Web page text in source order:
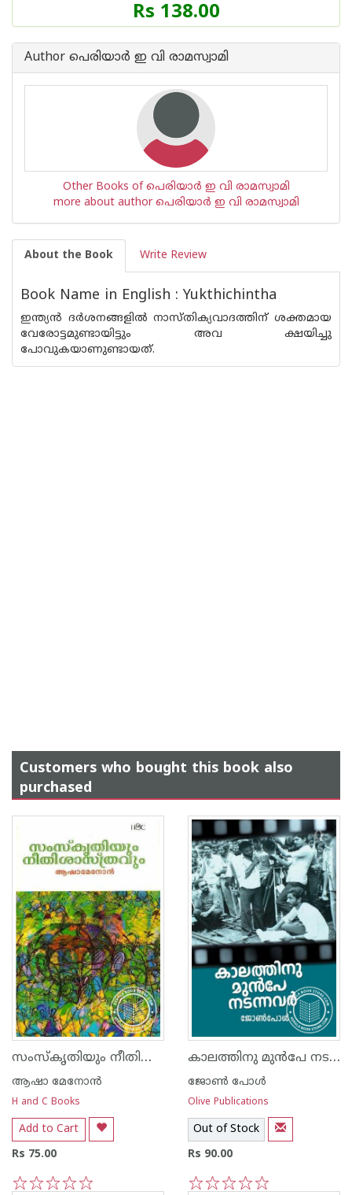
Rs 138.00
Author പെരിയാര്‍ ഇ വി രാമസ്വാമി
Other Books of പെരിയാര്‍ ഇ വി രാമസ്വാമി
more about author പെരിയാര്‍ ഇ വി രാമസ്വാമി
About the Book Write Review
Book Name in English : Yukthichintha
ഇന്ത്യന്‍ ദര്‍ശനങ്ങളില്‍ നാസ്തിക്യവാദത്തിന് ശക്തമായ
വേരോട്ടമുണ്ടായിട്ടും അവ ക്ഷയിച്ചു
പോവുകയാണുണ്ടായത്.
Customers who bought this book also
purchased
സംസ്കൃതിയും നീതിശാസ്ത്രവും
ആഷാ മേനോന്‍
H and C Books
Add to Cart
Rs 75.00
കാലത്തിനു മു‌ന്‍‌പേ നടന്നവര്‍
ജോണ്‍ പോള്‍
Olive Publications
Out of Stock
Rs 90.00